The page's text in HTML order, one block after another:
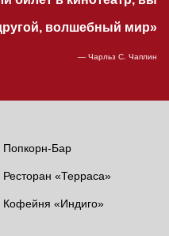
волшебный мир»
— Чарльз С. Чаплин
Попкорн-Бар
Ресторан «Терраса»
Кофейня «Индиго»